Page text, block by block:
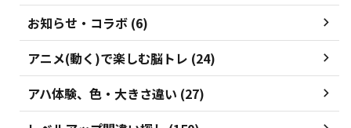
お知らせ・コラボ (6)
アニメ(動く)で楽しむ脳トレ (24)
アハ体験、色・大きさ違い (27)